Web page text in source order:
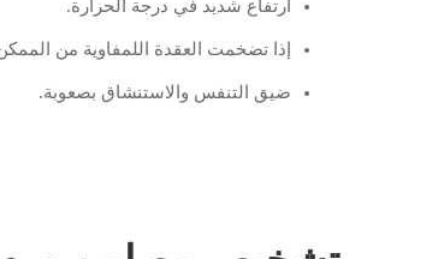
ارتفاع شديد في درجة الحرارة.
إذا تضخمت العقدة اللمفاوية من
ضيق التنفس والاستنشاق بصعوبة.